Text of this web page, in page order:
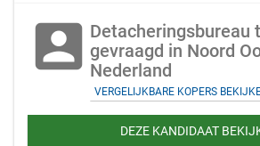
account_box Detacheringsbureau
gevraagd in Noord
Nederland
VERGELIJKBARE KOPERS
DEZE KANDIDAAT